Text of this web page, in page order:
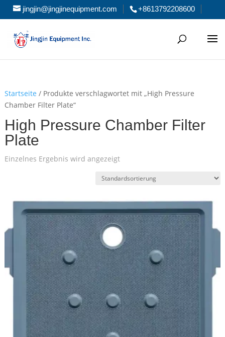
jingjin@jingjinequipment.com +8613792208600
Startseite / Produkte verschlagwortet mit „High Pressure
Chamber Filter Plate“
High Pressure Chamber Filter
Plate
Einzelnes Ergebnis wird angezeigt